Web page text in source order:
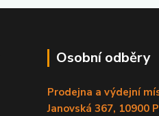
Osobní odběry
Prodejna a výdejní
Janovská 367, 10900